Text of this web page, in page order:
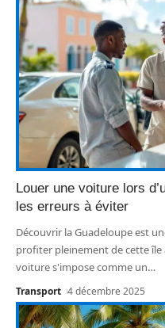
Louer une voiture lors
les erreurs à éviter
Découvrir la Guadeloupe est
profiter pleinement de cette
voiture s'impose comme un…
Transport 4 décembre 2025